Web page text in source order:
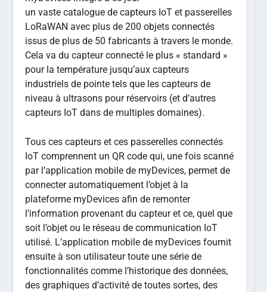
un vaste catalogue de capteurs IoT et passerelles
LoRaWAN avec plus de 200 objets connectés
issus de plus de 50 fabricants à travers le monde.
Cela va du capteur connecté le plus « standard »
pour la température jusqu’aux capteurs
industriels de pointe tels que les capteurs de
niveau à ultrasons pour réservoirs (et d’autres
capteurs IoT dans de multiples domaines).
Tous ces capteurs et ces passerelles connectés
IoT comprennent un QR code qui, une fois scanné
par l’application mobile de myDevices, permet de
connecter automatiquement l’objet à la
plateforme myDevices afin de remonter
l’information provenant du capteur et ce, quel que
soit l’objet ou le réseau de communication IoT
utilisé. L’application mobile de myDevices fournit
ensuite à son utilisateur toute une série de
fonctionnalités comme l’historique des données,
des graphiques d’activité de toutes sortes, des